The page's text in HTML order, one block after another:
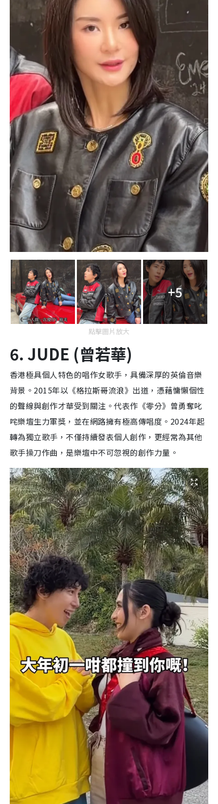
+5
點擊圖片放大
6. JUDE (曾若華)
香港極具個人特色的唱作女歌手，具備深厚的英倫音樂
背景。2015年以《格拉斯哥流浪》出道，憑藉慵懶個性
的聲線與創作才華受到關注。代表作《零分》曾勇奪叱
咤樂壇生力軍獎，並在網路擁有極高傳唱度。2024年起
轉為獨立歌手，不僅持續發表個人創作，更經常為其他
歌手操刀作曲，是樂壇中不可忽視的創作力量。